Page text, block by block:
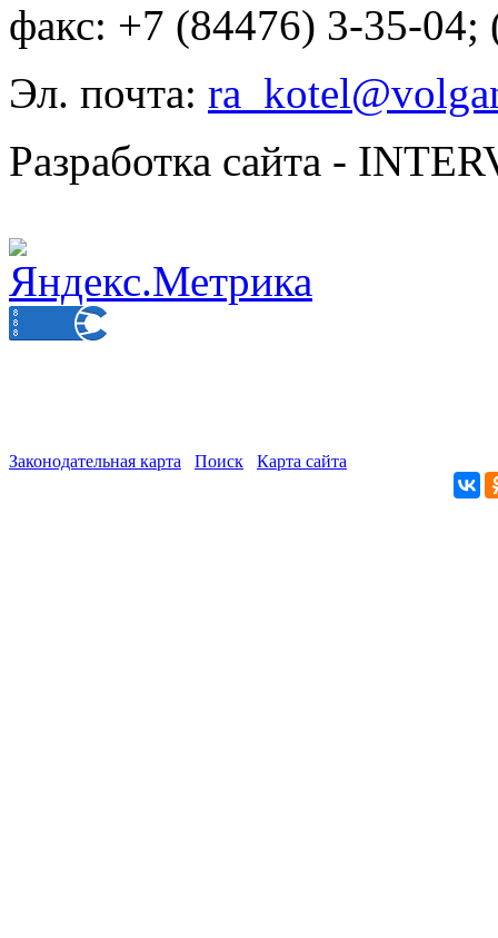
факс: +7 (84476) 3-35-04;
Эл. почта:
Разработка сайта -
Законодательная карта Поиск Карта сайта